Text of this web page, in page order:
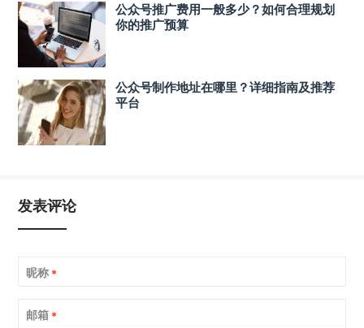
公众号推广费用一般多少？如何合理规划
你的推广预算
公众号制作地址在哪里？详细指南及推荐
平台
发表评论
昵称 *
邮箱 *